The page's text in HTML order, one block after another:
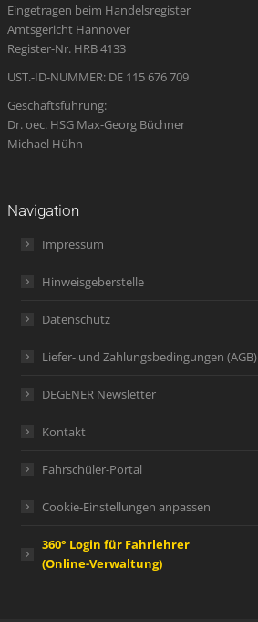
new
window
new
window
new
window
in
new
new
Eingetragen beim Handelsregister
Amtsgericht Hannover
Register-Nr. HRB 4133
UST.-ID-NUMMER: DE 115 676 709
Geschäftsführung:
Dr. oec. HSG Max-Georg Büchner
Michael Hühn
Navigation
Impressum
Hinweisgeberstelle
Datenschutz
Liefer- und Zahlungsbedingungen (AGB)
DEGENER Newsletter
Kontakt
Fahrschüler-Portal
Cookie-Einstellungen anpassen
360° Login für Fahrlehrer
(Online-Verwaltung)